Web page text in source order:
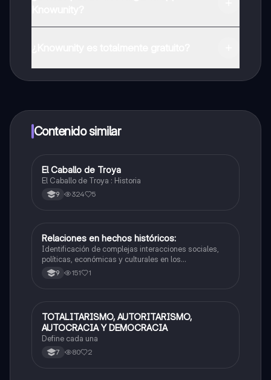
a determinadas funciones.
Contenido similar
Sociales/Historia
El Caballo de Troya
El Caballo de Troya : Historia
9 324 5
Sociales/Historia
Relaciones en hechos históricos:
Identificación de complejas interacciones sociales,
políticas, económicas y culturales en los
acontecimientos del pasado.
9 151 1
Sociales/Historia
TOTALITARISMO, AUTORITARISMO,
AUTOCRACIA Y DEMOCRACIA
Define cada una
7 80 2